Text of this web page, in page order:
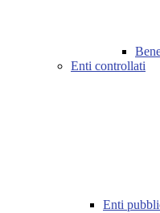
Enti controllati
Enti